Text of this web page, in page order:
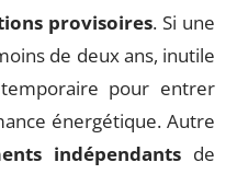
provisoires. Si une
de deux ans, inutile
pour entrer
énergétique. Autre
indépendants de